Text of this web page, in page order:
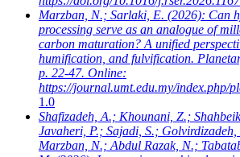
Marzban, N.; Sarlaki, E. (2026): Can
processing serve as an analogue of
carbon maturation? A unified
humification, and fulvification.
p. 22-47. Online:
https://journal.umt.edu.my/index.php/
1.0
Shafizadeh, A.; Khounani, Z.;
Javaheri, P.; Sajadi, S.;
Marzban, N.; Abdul Razak, N.;